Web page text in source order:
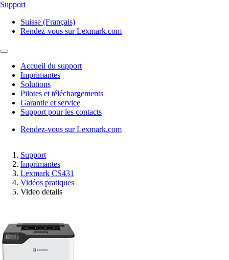
Support
Suisse (Français)
Rendez-vous sur Lexmark.com
Accueil du support
Imprimantes
Solutions
Pilotes et téléchargements
Garantie et service
Support pour les contacts
Rendez-vous sur Lexmark.com
Support
Imprimantes
Lexmark CS431
Vidéos pratiques
Video details